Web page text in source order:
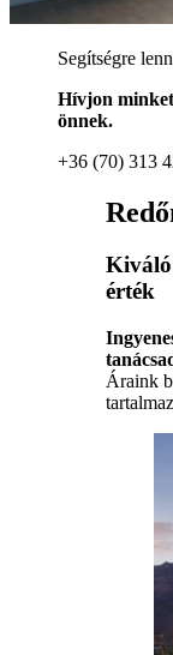
Segítségre
Hívjon minket
önnek.
+36 (70) 313
Kiváló
érték
Áraink